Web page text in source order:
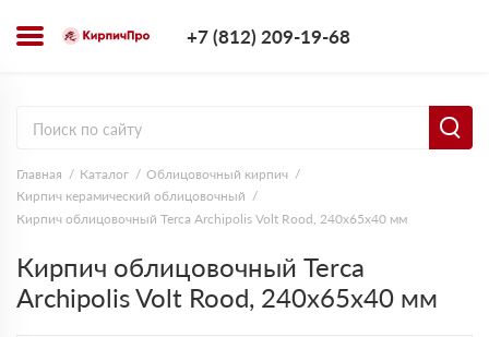
+7 (812) 209-19-68
Главная Каталог
Облицовочный кирпич
Кирпич керамический облицовочный
Кирпич облицовочный Terca Archipolis Volt Rood, 240х65х40 мм
Кирпич облицовочный Terca
Archipolis Volt Rood, 240х65х40 мм